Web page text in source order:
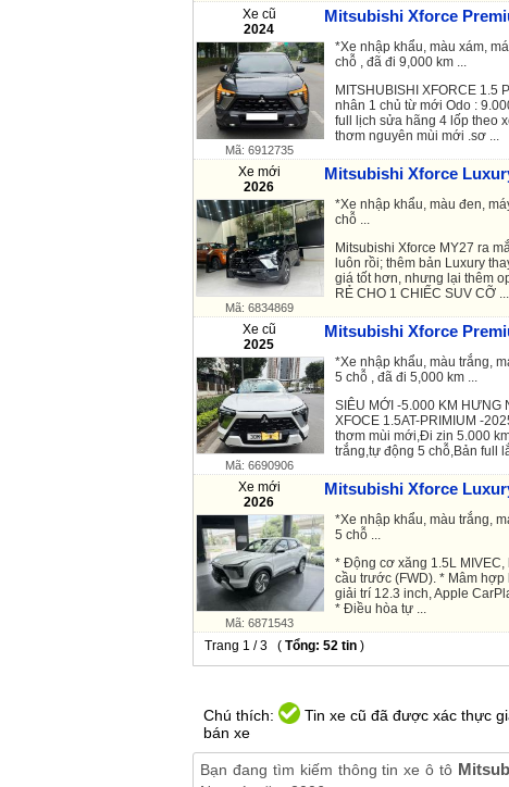
Xe cũ
2024
Mitsubishi Xforce
Mã: 6912735
*Xe nhập khẩu, màu xám,
chỗ , đã đi 9,000 km ...
MITSHUBISHI XFORCE 1.5
nhân 1 chủ từ mới Odo :
full lịch sửa hãng 4 lốp theo
thơm nguyên mùi mới .sơ ...
Xe mới
2026
Mitsubishi Xforce
Mã: 6834869
*Xe nhập khẩu, màu đen,
chỗ ...
Mitsubishi Xforce MY27 ra
luôn rồi; thêm bản Luxury
giá tốt hơn, nhưng lại thêm
RẺ CHO 1 CHIẾC SUV CỠ ...
Xe cũ
2025
Mitsubishi Xforce
Mã: 6690906
*Xe nhập khẩu, màu trắng,
5 chỗ , đã đi 5,000 km ...
SIÊU MỚI -5.000 KM HƯNG
XFOCE 1.5AT-PRIMIUM -
thơm mùi mới,Đi zin 5.000
trắng,tự động 5 chỗ,Bản full
Xe mới
2026
Mitsubishi Xforce
Mã: 6871543
*Xe nhập khẩu, màu trắng,
5 chỗ ...
* Động cơ xăng 1.5L MIVEC,
cầu trước (FWD). * Mâm
giải trí 12.3 inch, Apple
* Điều hòa tự ...
Trang 1 / 3 ( Tổng: 52 tin )
Chú thích:
Tin xe cũ đã được xác thực
bán xe
Bạn đang tìm kiếm thông tin xe ô tô